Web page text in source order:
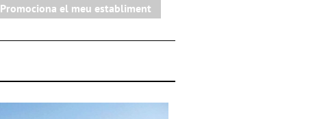
Promociona el meu establiment